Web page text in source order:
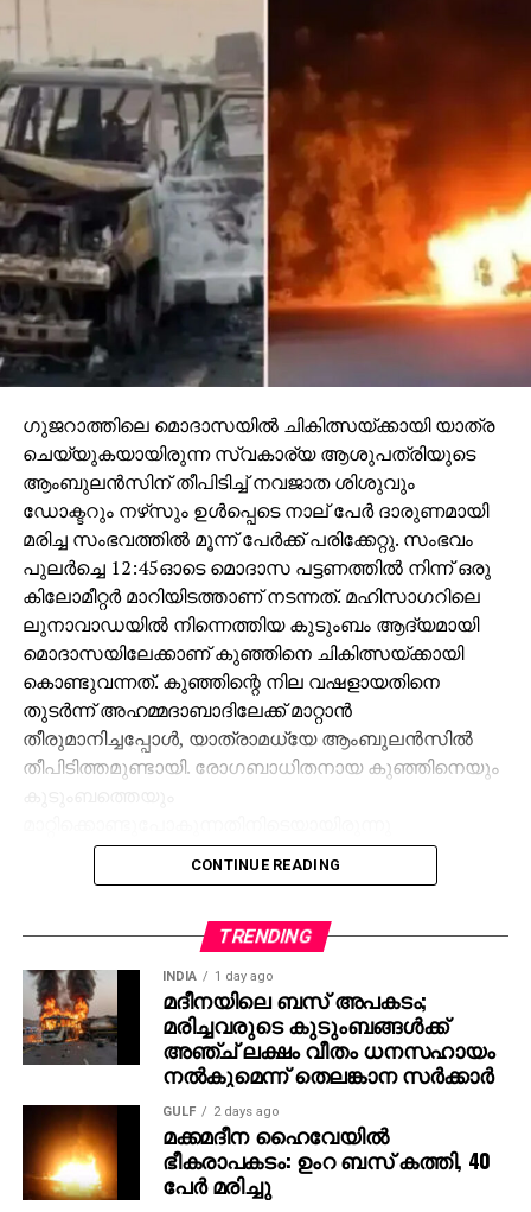
സര്‍ക്കാര്‍ അറിയിച്ചു. ഉയര്‍ന്ന നിരക്ക് പഴക്കം ചെന്ന
വാഹനങ്ങള്‍ ഉപയോഗിക്കുന്നത്
ചെലവേറിയതാക്കിയതിനാല്‍, അവ മാറ്റി പുതിയ
മോഡലുകള്‍ വാങ്ങാന്‍ ഉടമകള്‍
നിര്‍ബന്ധിതരാകുമെന്നും വിലയിരുത്തപ്പെടുന്നു.പുതിയ
ഫീസ് രാജ്യത്തുടനീളം ഉടന്‍ പ്രാബല്യത്തില്‍ വന്നു.
ഗുജറാത്തിലെ മൊദാസയില്‍ ചികിത്സയ്ക്കായി യാത്ര
ചെയ്യുകയായിരുന്ന സ്വകാര്യ ആശുപത്രിയുടെ
ആംബുലന്‍സിന് തീപിടിച്ച് നവജാത ശിശുവും
ഡോക്ടറും നഴ്‌സും ഉള്‍പ്പെടെ നാല് പേര്‍ ദാരുണമായി
മരിച്ച സംഭവത്തില്‍ മൂന്ന് പേര്‍ക്ക് പരിക്കേറ്റു. സംഭവം
പുലര്‍ച്ചെ 12:45ഓടെ മൊദാസ പട്ടണത്തില്‍ നിന്ന് ഒരു
കിലോമീറ്റര്‍ മാറിയിടത്താണ് നടന്നത്. മഹിസാഗറിലെ
ലുനാവാഡയില്‍ നിന്നെത്തിയ കുടുംബം ആദ്യമായി
മൊദാസയിലേക്കാണ് കുഞ്ഞിനെ ചികിത്സയ്ക്കായി
കൊണ്ടുവന്നത്. കുഞ്ഞിന്റെ നില വഷളായതിനെ
തുടര്‍ന്ന് അഹമ്മദാബാദിലേക്ക് മാറ്റാന്‍
തീരുമാനിച്ചപ്പോള്‍, യാത്രാമധ്യേ ആംബുലന്‍സില്‍
തീപിടിത്തമുണ്ടായി. രോഗബാധിതനായ കുഞ്ഞിനെയും
അപകടമെന്ന് ആരവല്ലി ജില്ലാ പൊലീസ് സൂപ്രണ്ട്
മനോഹര്‍സിങ് ജഡേജ അറിയിച്ചു. തീപിടുത്തത്തിന്റെ
പരിശോധനയ്ക്ക് ശേഷം മാത്രമേ വ്യക്തമാകൂവെന്ന്
എസ്.പി കൂട്ടിച്ചേര്‍ത്തു. പരിക്കേറ്റ മൂന്ന് പേരെയും
പൊള്ളലേറ്റ് ആശുപത്രിയില്‍
പ്രവേശിപ്പിച്ചിരിക്കുകയാണ്.
CONTINUE READING
TRENDING
INDIA 1 day ago
മദീനയിലെ ബസ് അപകടം;
മരിച്ചവരുടെ കുടുംബങ്ങള്‍ക്ക്
അഞ്ച് ലക്ഷം വീതം ധനസഹായം
നല്‍കുമെന്ന് തെലങ്കാന സര്‍ക്കാര്‍
GULF 2 days ago
മക്കമദീന ഹൈവേയില്‍
ഭീകരാപകടം: ഉംറ ബസ് കത്തി, 40
പേര്‍ മരിച്ചു